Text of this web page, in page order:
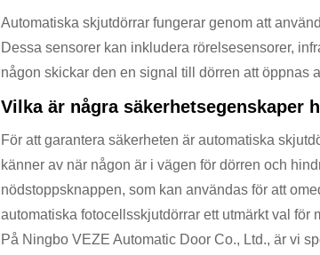
Automatiska skjutdörrar fungerar genom att
Dessa sensorer kan inkludera rörelsesensorer,
någon skickar den en signal till dörren att öppnas
Vilka är några säkerhetsegenskaper
För att garantera säkerheten är automatiska
känner av när någon är i vägen för dörren och
nödstoppsknappen, som kan användas för att
automatiska fotocellsskjutdörrar ett utmärkt val
På Ningbo VEZE Automatic Door Co., Ltd., är vi